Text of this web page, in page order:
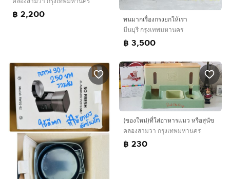
฿ 2,200
ทนมากเรื่องกรงยกให้เรา
มีนบุรี กรุงเทพมหานคร
฿ 3,500
(ของใหม่)ที่ใส่อาหารแมว หรือสุนัข
คลองสามวา กรุงเทพมหานคร
฿ 230